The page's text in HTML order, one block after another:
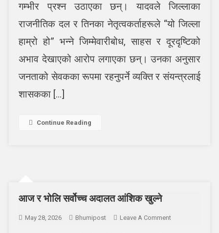
सेवकलाई
शासक
प्रवृत्तिले
अवरुद्ध
गम्भीर प्रश्न उठाएका छन्। यादवले जिल्लाका
राजनीतिक दल र तिनका नेतृत्वकर्ताहरूले “यो जिल्ला
हाम्रो हो” भन्ने जिम्मेवारीबोध, साहस र दूरदृष्टिको
अभाव देखाएको आरोप लगाएका छन्। उनका अनुसार
जनताको सेवकका रूपमा रहनुपर्ने व्यक्ति र संयन्त्रलाई
शासकका […]
Continue Reading
आज र भोलि सर्वोच्च अदालत आंशिक खुल्ने
May 28, 2026 Bhumipost Leave A CommentOn